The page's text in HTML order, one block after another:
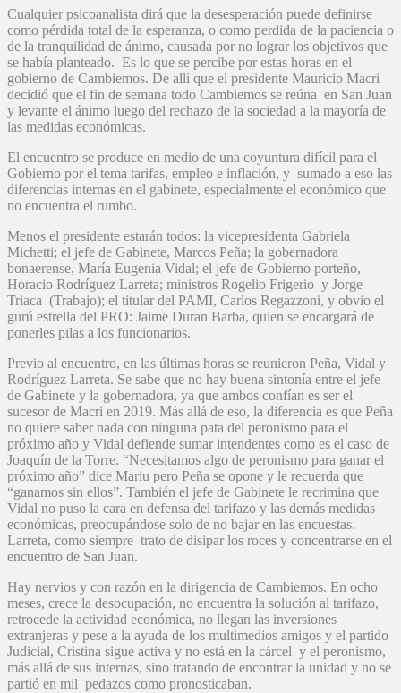
Cualquier psicoanalista dirá que la desesperación puede definirse
como pérdida total de la esperanza, o como perdida de la paciencia o
de la tranquilidad de ánimo, causada por no lograr los objetivos que
se había planteado. Es lo que se percibe por estas horas en el
gobierno de Cambiemos. De allí que el presidente Mauricio Macri
decidió que el fin de semana todo Cambiemos se reúna en San Juan
y levante el ánimo luego del rechazo de la sociedad a la mayoría de
las medidas económicas.
El encuentro se produce en medio de una coyuntura difícil para el
Gobierno por el tema tarifas, empleo e inflación, y sumado a eso las
diferencias internas en el gabinete, especialmente el económico que
no encuentra el rumbo.
Menos el presidente estarán todos: la vicepresidenta Gabriela
Michetti; el jefe de Gabinete, Marcos Peña; la gobernadora
bonaerense, María Eugenia Vidal; el jefe de Gobierno porteño,
Horacio Rodríguez Larreta; ministros Rogelio Frigerio y Jorge
Triaca (Trabajo); el titular del PAMI, Carlos Regazzoni, y obvio el
gurú estrella del PRO: Jaime Duran Barba, quien se encargará de
ponerles pilas a los funcionarios.
Previo al encuentro, en las últimas horas se reunieron Peña, Vidal y
Rodríguez Larreta. Se sabe que no hay buena sintonía entre el jefe
de Gabinete y la gobernadora, ya que ambos confían es ser el
sucesor de Macri en 2019. Más allá de eso, la diferencia es que Peña
no quiere saber nada con ninguna pata del peronismo para el
próximo año y Vidal defiende sumar intendentes como es el caso de
Joaquín de la Torre. “Necesitamos algo de peronismo para ganar el
próximo año” dice Mariu pero Peña se opone y le recuerda que
“ganamos sin ellos”. También el jefe de Gabinete le recrimina que
Vidal no puso la cara en defensa del tarifazo y las demás medidas
económicas, preocupándose solo de no bajar en las encuestas.
Larreta, como siempre trato de disipar los roces y concentrarse en el
encuentro de San Juan.
Hay nervios y con razón en la dirigencia de Cambiemos. En ocho
meses, crece la desocupación, no encuentra la solución al tarifazo,
retrocede la actividad económica, no llegan las inversiones
extranjeras y pese a la ayuda de los multimedios amigos y el partido
Judicial, Cristina sigue activa y no está en la cárcel y el peronismo,
más allá de sus internas, sino tratando de encontrar la unidad y no se
partió en mil pedazos como pronosticaban.